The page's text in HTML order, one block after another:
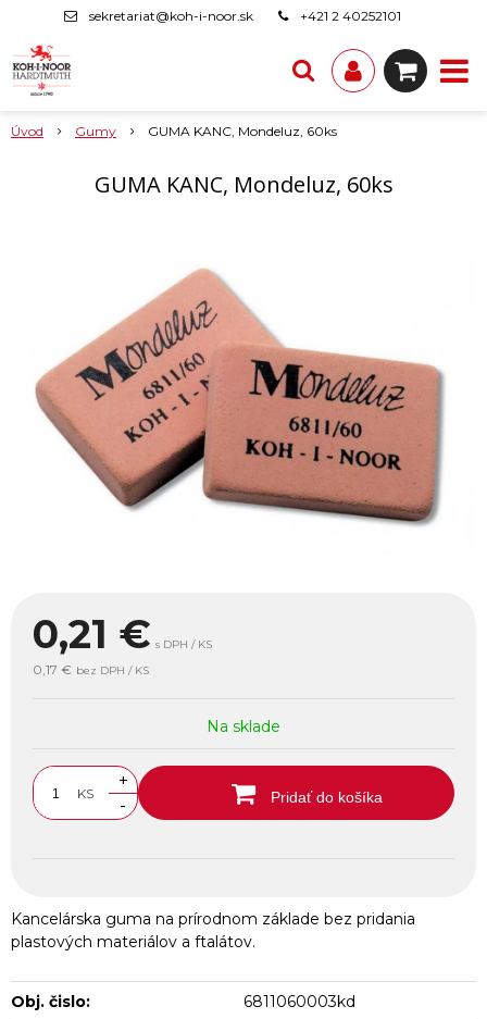
sekretariat@koh-i-noor.sk +421 2 40252101
Úvod Gumy GUMA KANC, Mondeluz, 60ks
GUMA KANC, Mondeluz, 60ks
0,21 € s DPH / KS
0,17 € bez DPH / KS
Na sklade
KS
+
-
Pridať do košíka
Kancelárska guma na prírodnom základe bez pridania
plastových materiálov a ftalátov.
Obj. čislo: 6811060003kd